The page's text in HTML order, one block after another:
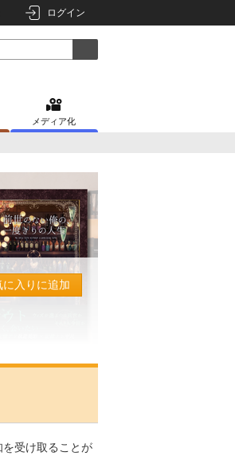
ログイン
メディア化
に入りに追加
受け取ることが